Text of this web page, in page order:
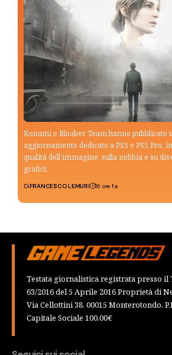
Konami e Bloober Team hanno pubblicato
aggiornamento dedicato a PS5 e PS5 Pro,
qualità dell’immagine, sulla nebbia e su
grafici.
DiFRANCESCO LEMURI 16 ore fa
Testata giornalistica registrata presso il
63/2016 del 5 Aprile 2016 Proprietà di
Via Cellottini 38, 00015 Monterotondo,
Capitale Sociale 100,00€